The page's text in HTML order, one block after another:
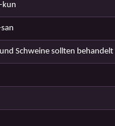
kun
Schweine sollten